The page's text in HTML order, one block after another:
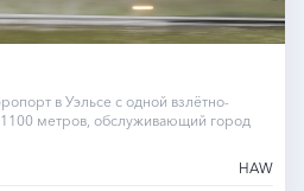
в Уэльсе с одной взлётно-
метров, обслуживающий город
HAW